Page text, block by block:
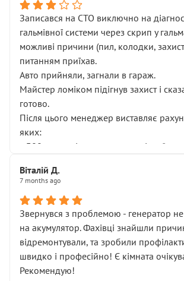
Записався на СТО виключно на
гальмівної системи через скрип у
можливі причини (пил, колодки,
питанням приїхав.
Авто прийняли, загнали в гараж.
Майстер ломіком підігнув захист і
готово.
Після цього менеджер виставляє
яких:
• 300 грн — діагностика гальмівної
НЕ погоджував
послуга. Тим більше, я був поруч і
діагностики ходової не проводилось.
зауваження гроші за цю “послугу”
лише підтвердило мою правоту.
Але головне — я виїжджаю з боксу, і
залишився таким самим, як і був. Тобто
Віталій Д.
7 months ago
Звернувся з проблемою - генератор
на акумулятор. Фахівці знайшли
відремонтували, та зробили
швидко і професійно! Є кімната
Рекомендую!